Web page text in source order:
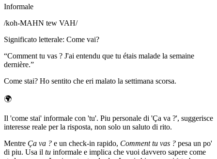
Informale
/koh-MAHN tew VAH/
Significato letterale: Come vai?
“Comment tu vas ? J'ai entendu que tu étais malade la semaine
dernière.”
Come stai? Ho sentito che eri malato la settimana scorsa.
🌍
Il 'come stai' informale con 'tu'. Piu personale di 'Ça va ?', suggerisce
interesse reale per la risposta, non solo un saluto di rito.
Mentre Ça va ? e un check-in rapido, Comment tu vas ? pesa un po'
di piu. Usa il tu informale e implica che vuoi davvero sapere come